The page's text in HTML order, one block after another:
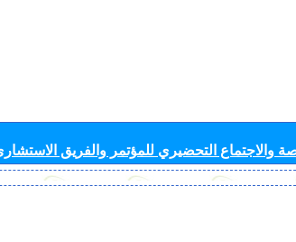
والاجتماع التحضيري للمؤتمر والفريق